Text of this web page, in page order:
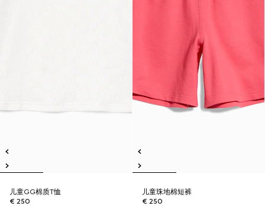
儿童GG棉质T恤
€ 250
儿童珠地棉短裤
€ 250